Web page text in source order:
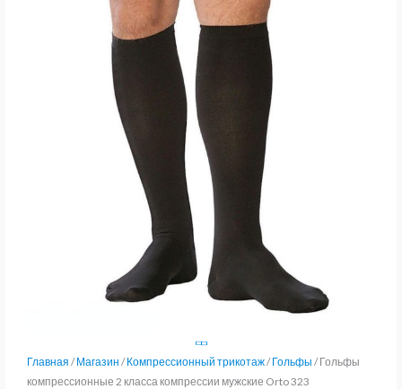
Главная /Магазин /Компрессионный трикотаж/Гольфы / Гольфы
компрессионные 2 класса компрессии мужские Orto 323